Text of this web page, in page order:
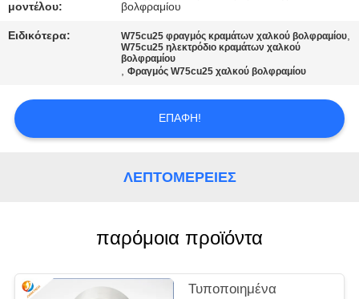
ΠΕΡΙΠΤΏΣΕΙΣ
ΈΝΑ
ΑΠΌΣΠΑΣΜΑ
PRIVACY
μοντέλου:
βολφραμίου
Ειδικότερα: W75cu25 φραγμός κραμάτων χαλκού βολφραμίου,
W75cu25 ηλεκτρόδιο κραμάτων χαλκού
βολφραμίου
,Φραγμός W75cu25 χαλκού βολφραμίου
ΕΠΑΦΉ!
ΛΕΠΤΟΜΈΡΕΙΕΣ
παρόμοια προϊόντα
Τυποποιημένα